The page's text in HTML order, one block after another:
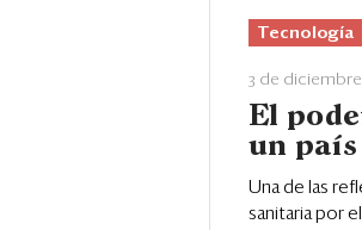
Tecnología
3 de
El
un país
Una de las
sanitaria por